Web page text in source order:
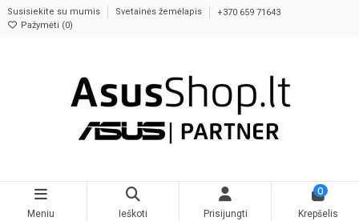
Susisiekite su mumis Svetainės žemėlapis
+370 659 71643
Pažymėti (0)
Meniu Ieškoti Prisijungti
0
Krepšelis